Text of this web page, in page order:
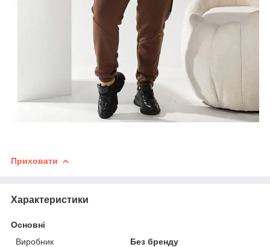
Приховати
Характеристики
Основні
Виробник
Без бренду